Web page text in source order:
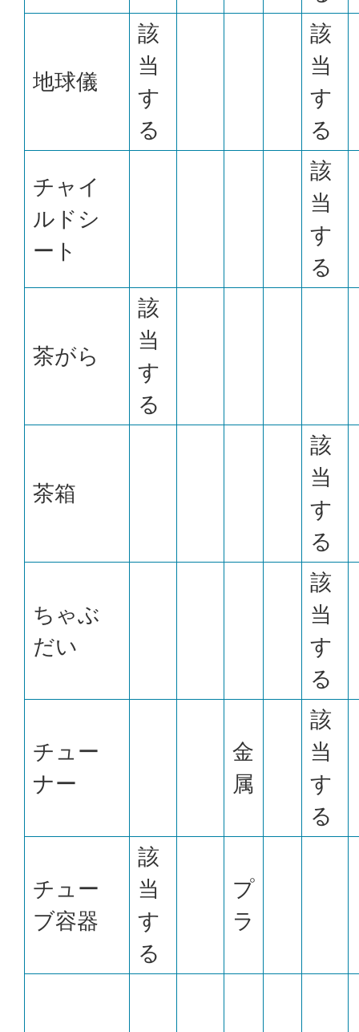
地球儀
該
当
す
る
該
当
す
る
チャイ
ルドシ
ート
該
当
す
る
茶がら
該
当
す
る
茶箱
該
当
す
る
ちゃぶ
だい
該
当
す
る
チュー
ナー
金
属
該
当
す
る
チュー
ブ容器
該
当
す
る
プ
ラ